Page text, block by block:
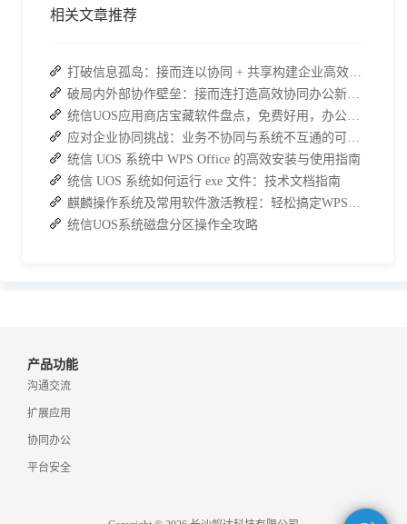
相关文章推荐
统信 UOS 系统中 WPS Office 的高效安装与使用指南
统信 UOS 系统如何运行 exe 文件：技术文档指南
统信UOS系统磁盘分区操作全攻略
产品功能
沟通交流
扩展应用
协同办公
平台安全